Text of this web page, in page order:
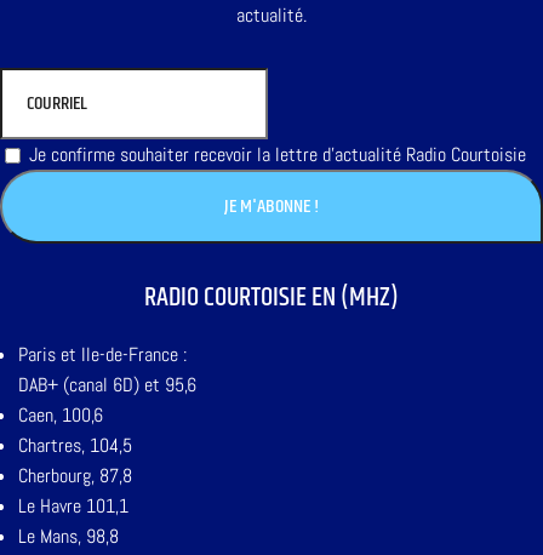
actualité.
Je confirme souhaiter recevoir la lettre d'actualité Radio Courtoisie
RADIO COURTOISIE EN (MHZ)
Paris et Ile-de-France :
DAB+ (canal 6D) et 95,6
Caen, 100,6
Chartres, 104,5
Cherbourg, 87,8
Le Havre 101,1
Le Mans, 98,8